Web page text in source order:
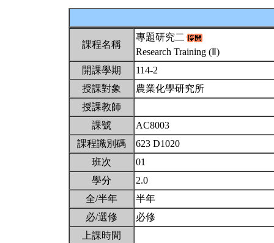
課程名稱
專題研究二
Research Training (Ⅱ)
開課學期
114-2
授課對象
農業化學研究所
授課教師
課號
AC8003
課程識別碼
623 D1020
班次
01
學分
2.0
全/半年
半年
必/選修
必修
上課時間